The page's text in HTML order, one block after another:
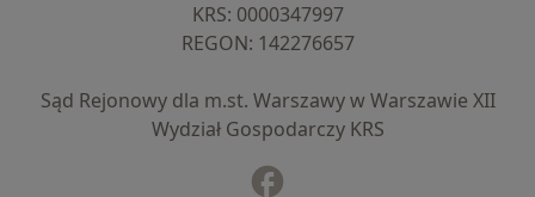
KRS: ⁠0000347997
REGON: ⁠142276657
Sąd Rejonowy dla m.st. Warszawy w Warszawie XII
Wydział Gospodarczy KRS